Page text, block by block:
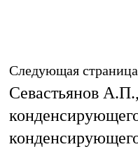
Следующая
Севастьянов